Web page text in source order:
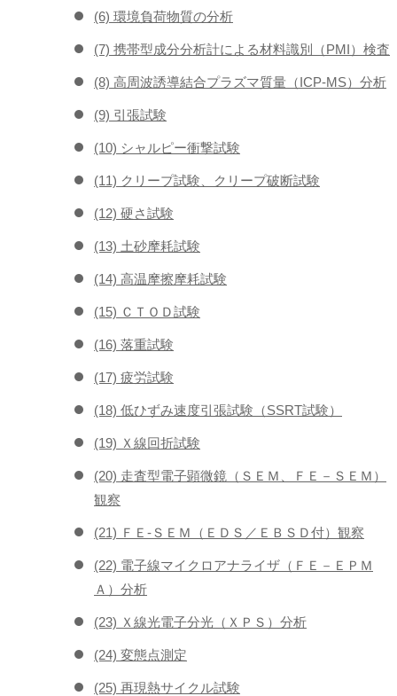
(6) 環境負荷物質の分析
(7) 携帯型成分分析計による材料識別（PMI）検査
(8) 高周波誘導結合プラズマ質量（ICP-MS）分析
(9) 引張試験
(10) シャルピー衝撃試験
(11) クリープ試験、クリープ破断試験
(12) 硬さ試験
(13) 土砂摩耗試験
(14) 高温摩擦摩耗試験
(15) ＣＴＯＤ試験
(16) 落重試験
(17) 疲労試験
(18) 低ひずみ速度引張試験（SSRT試験）
(19) Ｘ線回折試験
(20) 走査型電子顕微鏡（ＳＥＭ、ＦＥ－ＳＥＭ）
観察
(21) ＦＥ-ＳＥＭ（ＥＤＳ／ＥＢＳＤ付）観察
(22) 電子線マイクロアナライザ（ＦＥ－ＥＰＭ
Ａ）分析
(23) Ｘ線光電子分光（ＸＰＳ）分析
(24) 変態点測定
(25) 再現熱サイクル試験